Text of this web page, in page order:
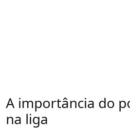
A importância do
na liga